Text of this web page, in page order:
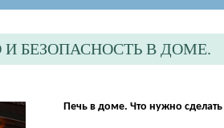
БЕЗОПАСНОСТЬ В ДОМЕ.
Печь в доме. Что нужно